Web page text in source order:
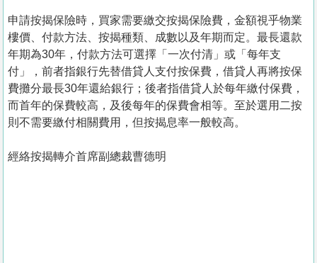
申請按揭保險時，買家需要繳交按揭保險費，金額視乎物業
樓價、付款方法、按揭種類、成數以及年期而定。最長還款
年期為30年，付款方法可選擇「一次付清」或「每年支
付」，前者指銀行先替借貸人支付按保費，借貸人再將按保
費攤分最長30年還給銀行；後者指借貸人於每年繳付保費，
而首年的保費較高，及後每年的保費會相等。至於選用二按
則不需要繳付相關費用，但按揭息率一般較高。
經絡按揭轉介首席副總裁曹德明